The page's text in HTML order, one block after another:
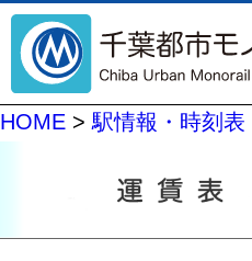
HOME >駅情報・時刻表